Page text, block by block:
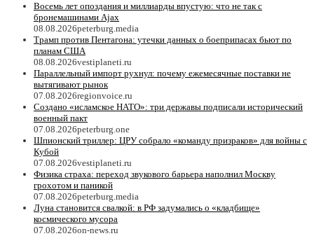
Восемь лет опоздания и миллиарды впустую: что не так с
бронемашинами Ajax
08.08.2026peterburg.media
Трамп против Пентагона: утечки данных о боеприпасах бьют по
планам США
08.08.2026vestiplaneti.ru
Параллельный импорт рухнул: почему ежемесячные поставки не
вытягивают рынок
07.08.2026regionvoice.ru
Создано «исламское НАТО»: три державы подписали исторический
военный пакт
07.08.2026peterburg.one
Шпионский триллер: ЦРУ собрало «команду призраков» для войны с
Кубой
07.08.2026vestiplaneti.ru
Физика страха: переход звукового барьера наполнил Москву
грохотом и паникой
07.08.2026peterburg.media
Луна становится свалкой: в РФ задумались о «кладбище»
космического мусора
07.08.2026on-news.ru